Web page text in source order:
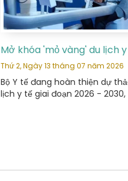
Mở khóa 'mỏ vàng' du lịch
Thứ 2, Ngày 13 tháng 07 năm 2026
Bộ Y tế đang hoàn thiện dự
lịch y tế giai đoạn 2026 -
vực Đông Nam Á và vươn lên